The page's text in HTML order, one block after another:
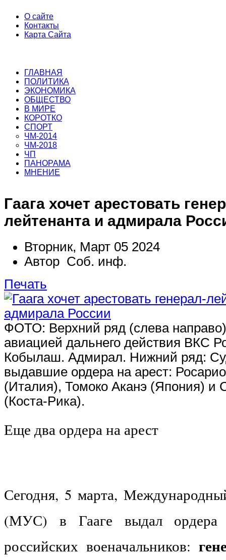
О сайте
Контакты
Карта Сайта
ГЛАВНАЯ
ПОЛИТИКА
ЭКОНОМИКА
ОБЩЕСТВО
В МИРЕ
КОРОТКО
СПОРТ
ЧМ-2014
ЧМ-2018
ЧП
ПАНОРАМА
МНЕНИЕ
Гаага хочет арестовать
лейтенанта и адмирала
Вторник, Март 05 2024
Автор Соб. инф.
Печать
ФОТО: Верхний ряд (слева
авиацией дальнего действия ВКС
Кобылаш. Адмирал. Нижний ряд:
выдавшие ордера на арест:
(Италия), Томоко Аканэ (Япония) и
(Коста-Рика).
Еще два ордера на арест
Сегодня, 5 марта,
(МУС) в Гааге выдал ордера
российских военачальников: